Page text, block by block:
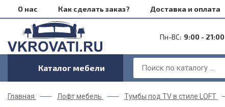
О нас Как сделать заказ? Доставка и оплата
Пн-ВС: 9:00 - 21:00
Каталог мебели
Главная Лофт мебель Тумбы под TV в стиле LOFT